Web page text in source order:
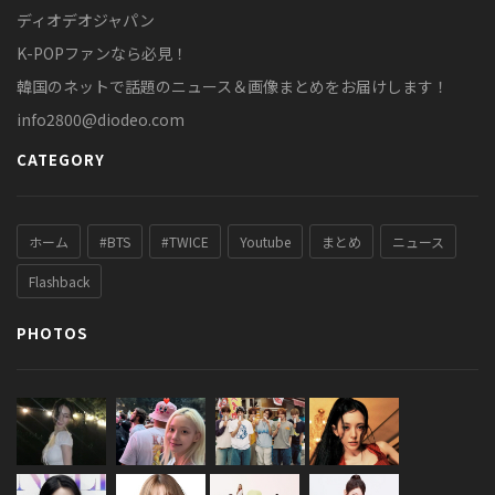
ディオデオジャパン
K-POPファンなら必見！
韓国のネットで話題のニュース＆画像まとめをお届けします！
info2800@diodeo.com
CATEGORY
ホーム #BTS #TWICE Youtube まとめ ニュース
Flashback
PHOTOS